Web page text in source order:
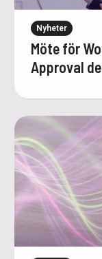
Nyheter
Möte för
Approval